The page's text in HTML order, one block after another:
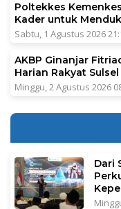
Poltekkes
Kader untuk
Sabtu, 1 Agustus 2026
AKBP Ginanjar
Harian Rakyat
Minggu, 2 Agustus 2026
Dari